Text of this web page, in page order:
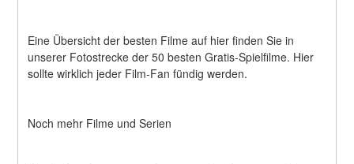
Eine Übersicht der besten Filme auf hier finden Sie in
unserer Fotostrecke der 50 besten Gratis-Spielfilme. Hier
sollte wirklich jeder Film-Fan fündig werden.
Noch mehr Filme und Serien